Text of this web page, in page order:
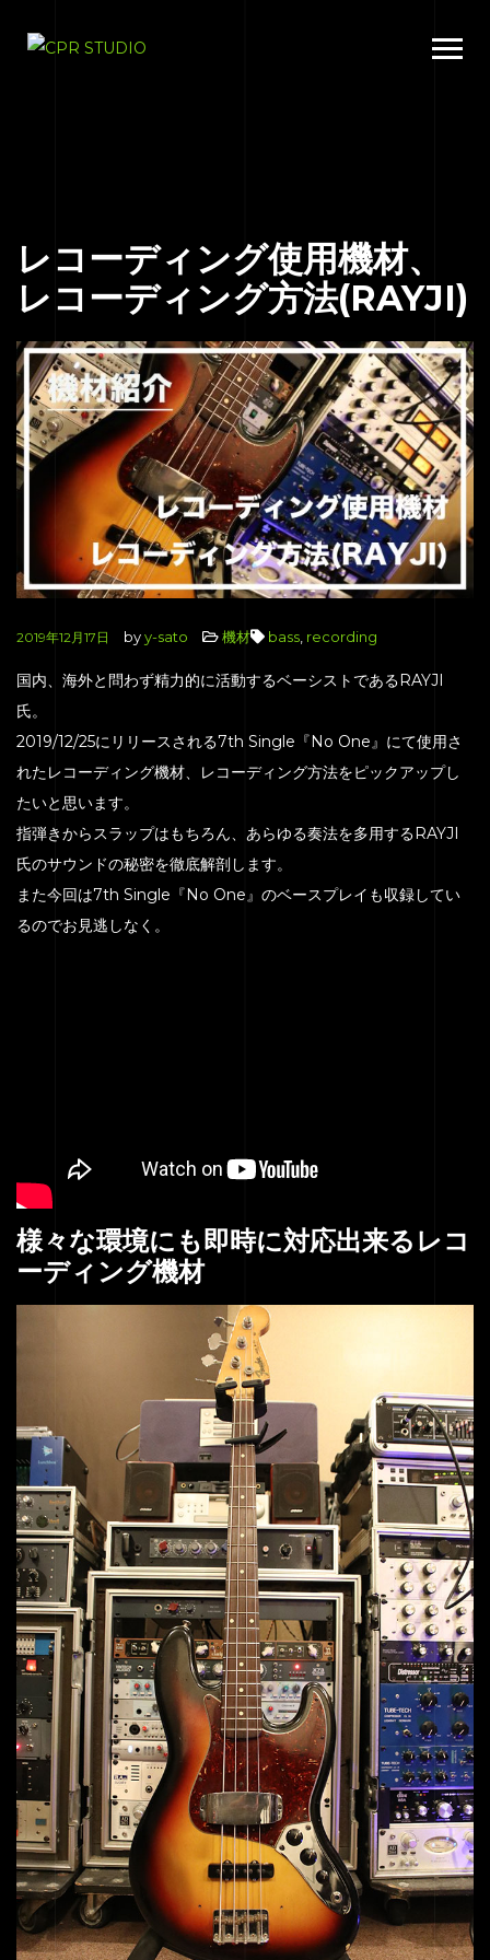
レコーディング使用機材、
レコーディング方法(RAYJI)
2019年12月17日 byy-sato 機材 bass, recording
国内、海外と問わず精力的に活動するベーシストであるRAYJI
氏。
2019/12/25にリリースされる7th Single『No One』にて使用さ
れたレコーディング機材、レコーディング方法をピックアップし
たいと思います。
指弾きからスラップはもちろん、あらゆる奏法を多用するRAYJI
氏のサウンドの秘密を徹底解剖します。
また今回は7th Single『No One』のベースプレイも収録してい
るのでお見逃しなく。
様々な環境にも即時に対応出来るレコ
ーディング機材